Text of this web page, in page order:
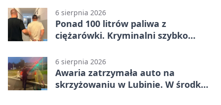
6 sierpnia 2026
Ponad 100 litrów paliwa z
ciężarówki. Kryminalni szybko
6 sierpnia 2026
Awaria zatrzymała auto na
skrzyżowaniu w Lubinie. W środku